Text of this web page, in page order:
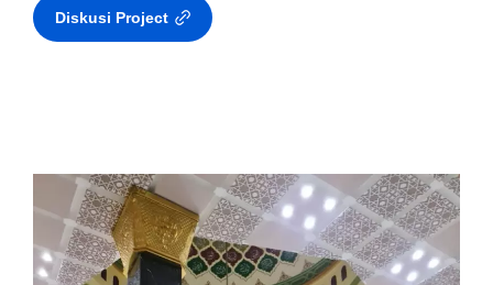
Diskusi Project